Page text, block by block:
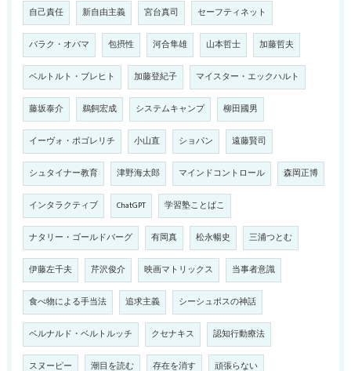
自己責任 新自由主義 宮台真司 セーフティネット
バラク・オバマ 包摂性 河合隼雄 山本哲士 加藤哲夫
ベルトルト・ブレヒト 加藤登紀子 マイスター・エックハルト
藤坂泰介 鵜飼宏成 システムキャンプ 柳田國男
イーヴォ・ポゴレリチ 小山直 ショパン 遠藤賢司
シュタイナー教育 津野海太郎 マインドコントロール 森岡正博
インタラクティブ ChatGPT 学習塾ことばこ
ナタリー・ゴールドバーグ 有岡真 松永暢史 三浦つとむ
伊藤左千夫 芹沢俊介 映画マトリックス 当事者意識
食べ物による手当法 追求主義 シーシュポスの神話
ベルナルド・ベルトルッチ クセナキス 認知行動療法
スヌーピー 潮目を読む 存在を消す 頑張らない